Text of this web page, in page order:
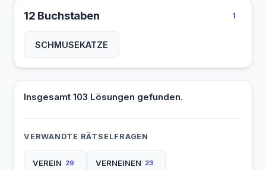
12 Buchstaben 1
SCHMUSEKATZE
Insgesamt 103 Lösungen gefunden.
VERWANDTE RÄTSELFRAGEN
VEREIN 29 VERNEINEN 23